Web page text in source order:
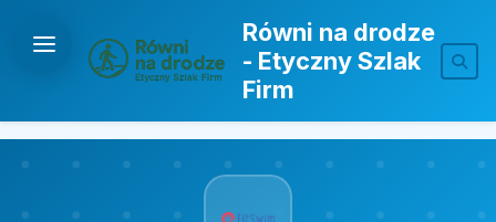
Równi na drodze
- Etyczny Szlak
Firm